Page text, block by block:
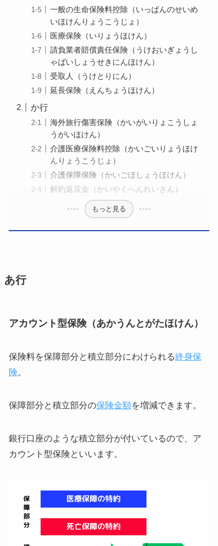
一般の生命保険料控除（いっぱんのせいめ
いほけんりょうこうじょ）
医療保険（いりょうほけん）
請負業者賠償責任保険（うけおいぎょうし
ゃばいしょうせきにんほけん）
受取人（うけとりにん）
延長保険（えんちょうほけん）
か行
海外旅行傷害保険（かいがいりょこうしょ
うがいほけん）
介護医療保険料控除（かいごいりょうほけ
んりょうこうじょ）
介護保障保険（かいごほしょうほけん）
解約返戻金（かいやくへんれいきん）
もっと見る
あ行
アカウント型保険（あかうんとがたほけん）
保険料を保障部分と積立部分にわけられる終身保
険。
保障部分と積立部分の保険金額を増減できます。
銀行口座のような積立部分が付いているので、ア
カウント型保険といいます。